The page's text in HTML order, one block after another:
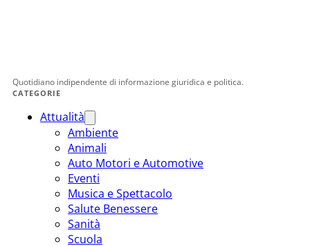
Quotidiano indipendente di informazione giuridica e politica.
CATEGORIE
Attualità
Ambiente
Animali
Auto Motori e Automotive
Eventi
Musica e Spettacolo
Salute Benessere
Sanità
Scuola